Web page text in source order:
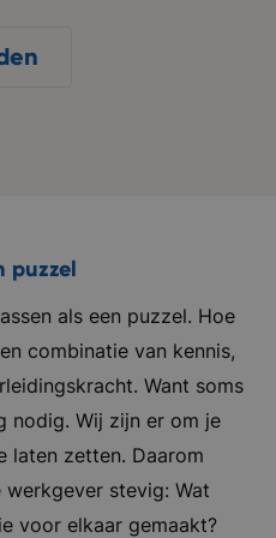
Bedrijf in vijf
puzzel
als een puzzel. Hoe
combinatie van kennis,
Want soms
nodig. Wij zijn er om je
laten zetten. Daarom
stevig: Wat
voor elkaar gemaakt?